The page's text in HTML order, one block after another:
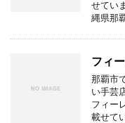
せてい
縄県那
フィ
那覇市
い手芸
フィー
載せて